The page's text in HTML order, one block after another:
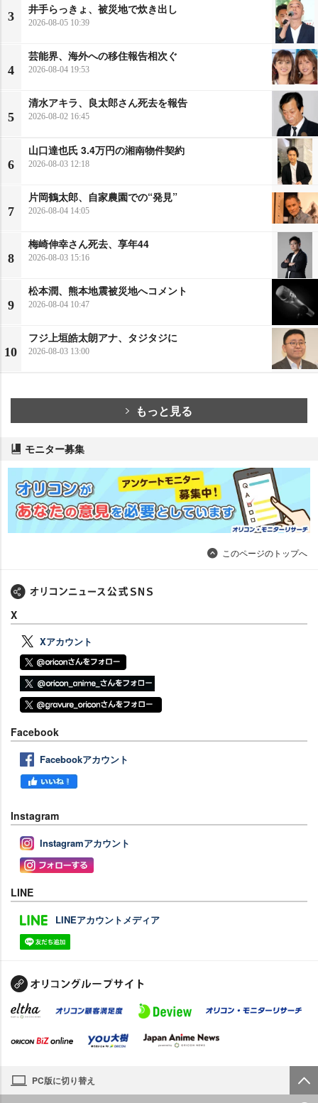
3
井手らっきょ、被災地で炊き出し
2026-08-05 10:39
4
芸能界、海外への移住報告相次ぐ
2026-08-04 19:53
5
清水アキラ、良太郎さん死去を報告
2026-08-02 16:45
6
山口達也氏 3.4万円の湘南物件契約
2026-08-03 12:18
7
片岡鶴太郎、自家農園での“発見”
2026-08-04 14:05
8
梅崎伸幸さん死去、享年44
2026-08-03 15:16
9
松本潤、熊本地震被災地へコメント
2026-08-04 10:47
10
フジ上垣皓太朗アナ、タジタジに
2026-08-03 13:00
もっと見る
モニター募集
このページのトップへ
X
Xアカウント
Facebook
Facebookアカウント
Instagram
Instagramアカウント
LINE
LINEアカウントメディア
PC版に切り替え